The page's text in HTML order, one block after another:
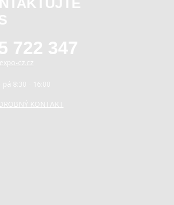
722 347
cz.cz
pá 8:30 - 16:00
KONTAKT